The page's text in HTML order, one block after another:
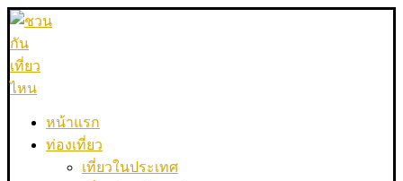
หน้าแรก
ท่องเที่ยว
เที่ยวในประเทศ